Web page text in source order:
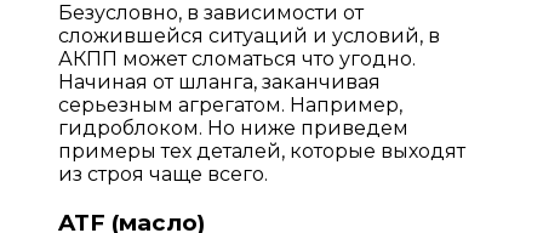
Безусловно, в зависимости от
сложившейся ситуаций и условий, в
АКПП может сломаться что угодно.
Начиная от шланга, заканчивая
серьезным агрегатом. Например,
гидроблоком. Но ниже приведем
примеры тех деталей, которые выходят
из строя чаще всего.
ATF (масло)